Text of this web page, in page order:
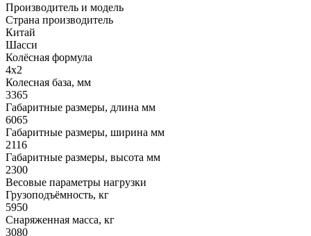
Производитель и модель
Страна производитель
Китай
Шасси
Колёсная формула
4x2
Колесная база, мм
3365
Габаритные размеры, длина мм
6065
Габаритные размеры, ширина мм
2116
Габаритные размеры, высота мм
2300
Весовые параметры нагрузки
Грузоподъёмность, кг
5950
Снаряженная масса, кг
3080